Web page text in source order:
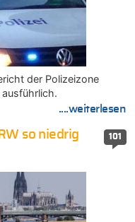
der Polizeizone
....weiterlesen
101
so niedrig